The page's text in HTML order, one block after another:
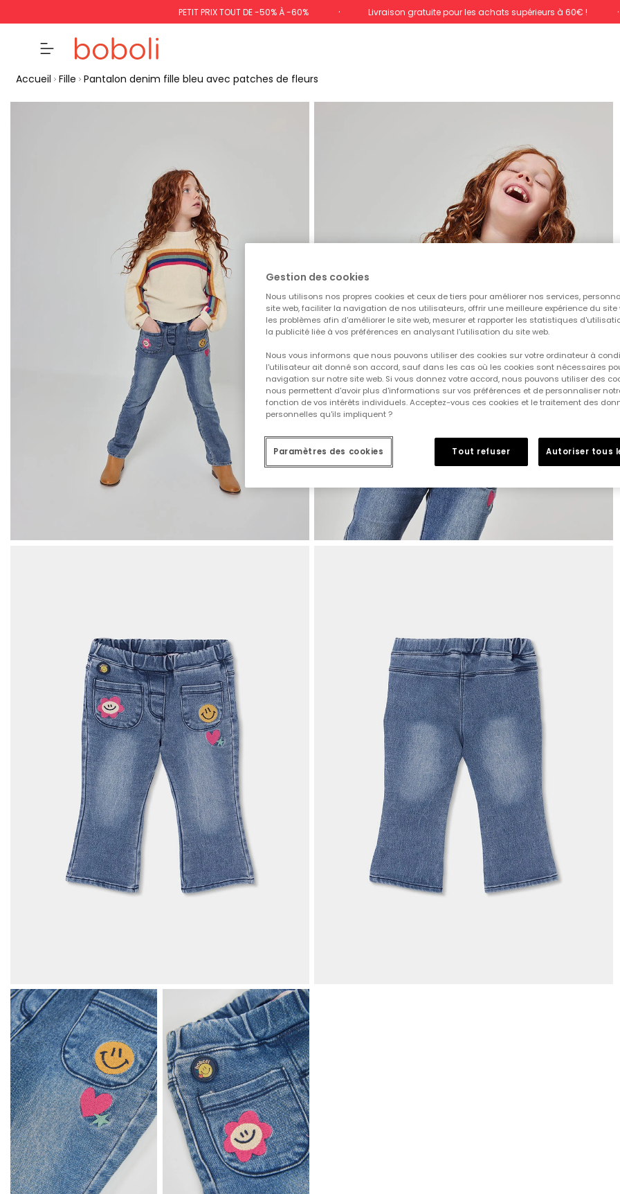
PETIT PRIX TOUT DE -50% À -60% Livraison gratuite pour les achats supérieurs à 60€ !
Accueil Fille Pantalon denim fille bleu avec patches de fleurs
Gestion des cookies
Nous utilisons nos propres cookies et ceux de tiers pour améliorer nos services,
site web, faciliter la navigation de nos utilisateurs, offrir une meilleure expérience du site
les problèmes afin d'améliorer le site web, mesurer et rapporter les statistiques
la publicité liée à vos préférences en analysant l'utilisation du site web.
Nous vous informons que nous pouvons utiliser des cookies sur votre ordinateur à
l'utilisateur ait donné son accord, sauf dans les cas où les cookies sont nécessaires
navigation sur notre site web. Si vous donnez votre accord, nous pouvons utiliser des
nous permettent d'avoir plus d'informations sur vos préférences et de personnaliser
fonction de vos intérêts individuels. Acceptez-vous ces cookies et le traitement des
personnelles qu'ils impliquent ?
Tout refuser Autoriser tous
Paramètres des cookies